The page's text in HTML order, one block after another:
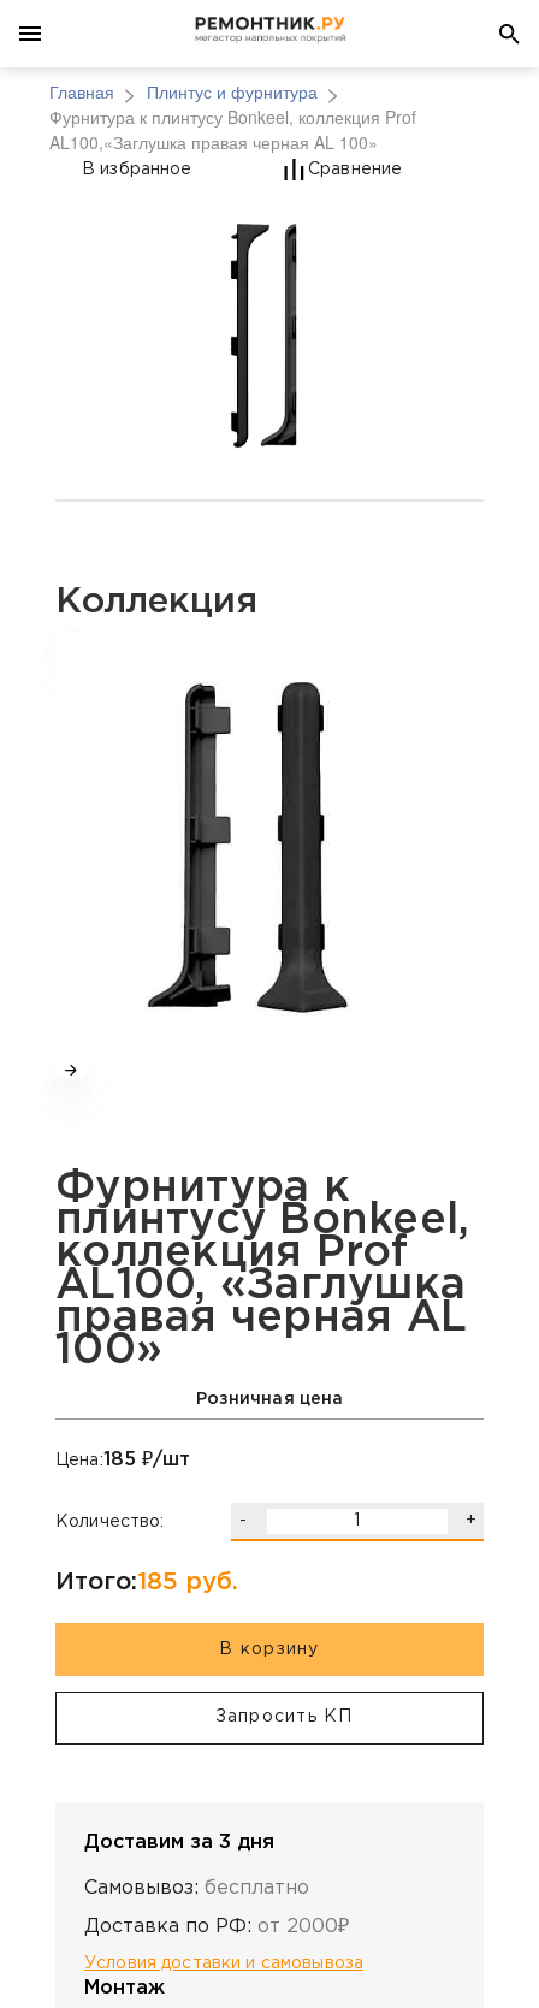
Главная
Плинтус и фурнитура
Фурнитура к плинтусу Bonkeel, коллекция Prof
AL100,«Заглушка правая черная AL 100»
Фурнитура к
В избранное Сравнение
Коллекция
Фурнитура к
плинтусу Bonkeel,
коллекция Prof
AL100, «Заглушка
правая черная AL
100»
Розничная цена
Цена:185 ₽/шт
Количество: - +
Итого:185 руб.
В корзину
Запросить КП
Доставим за 3 дня
Самовывоз: бесплатно
Доставка по РФ: от 2000₽
Условия доставки и самовывоза
Монтаж